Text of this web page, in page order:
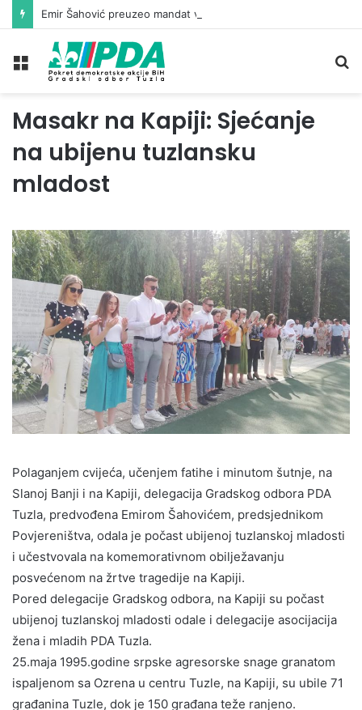
Meni
Masakr na Kapiji: Sjećanje
na ubijenu tuzlansku
mladost
Polaganjem cvijeća, učenjem fatihe i minutom šutnje, na
Slanoj Banji i na Kapiji, delegacija Gradskog odbora PDA
Tuzla, predvođena Emirom Šahovićem, predsjednikom
Povjereništva, odala je počast ubijenoj tuzlanskoj mladosti
i učestvovala na komemorativnom obilježavanju
posvećenom na žrtve tragedije na Kapiji.
Pored delegacije Gradskog odbora, na Kapiji su počast
ubijenoj tuzlanskoj mladosti odale i delegacije asocijacija
žena i mladih PDA Tuzla.
25.maja 1995.godine srpske agresorske snage granatom
ispaljenom sa Ozrena u centru Tuzle, na Kapiji, su ubile 71
građanina Tuzle, dok je 150 građana teže ranjeno.